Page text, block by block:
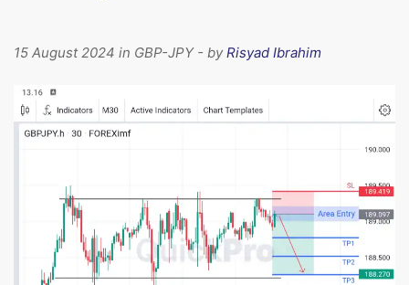
15 August 2024 in GBP-JPY - byRisyad Ibrahim